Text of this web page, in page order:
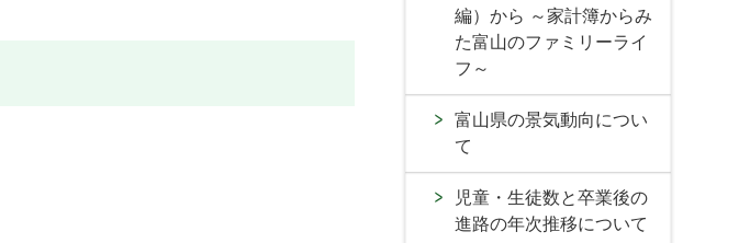
編）から ～家計簿からみ
た富山のファミリーライ
フ～
富山県の景気動向につい
て
児童・生徒数と卒業後の
進路の年次推移について